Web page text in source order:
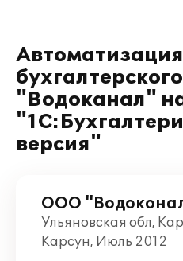
Автоматизация
"Водоканал"
версия"
ООО
Ульяновская обл,
Карсун, Июль 2012